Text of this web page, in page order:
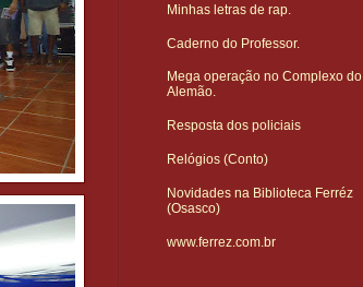
Minhas letras de rap.
Caderno do Professor.
Mega operação no Complexo do
Alemão.
Resposta dos policiais
Relógios (Conto)
Novidades na Biblioteca Ferréz
(Osasco)
www.ferrez.com.br